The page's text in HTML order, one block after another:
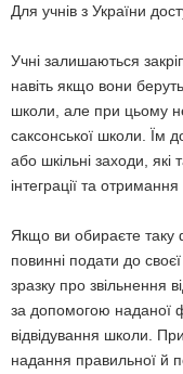
Для учнів з України
Учні залишаються
навіть якщо вони
школи, але при цьому
саксонської школи. Їм
або шкільні заходи,
інтеграції та
Якщо ви обираєте
повинні подати до
зразку про звільнення
за допомогою наданої
відвідування школи.
надання правильної й